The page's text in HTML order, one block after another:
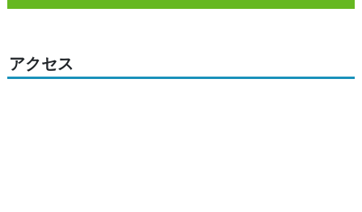
アクセス